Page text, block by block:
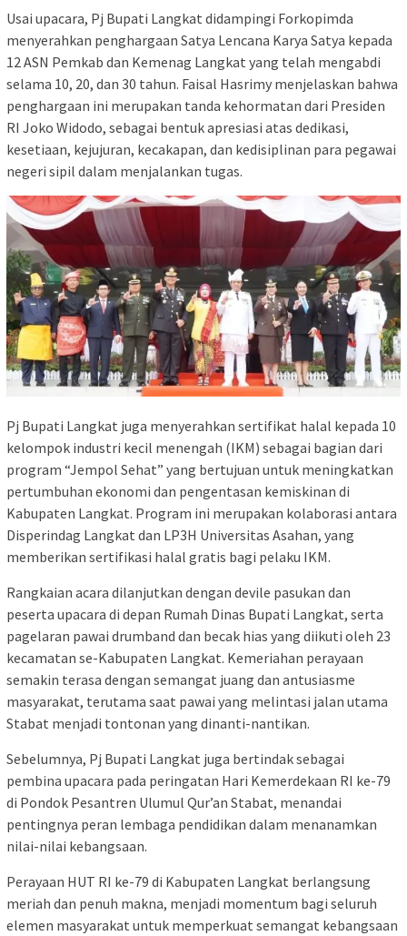
Usai upacara, Pj Bupati Langkat didampingi Forkopimda
menyerahkan penghargaan Satya Lencana Karya Satya kepada
12 ASN Pemkab dan Kemenag Langkat yang telah mengabdi
selama 10, 20, dan 30 tahun. Faisal Hasrimy menjelaskan bahwa
penghargaan ini merupakan tanda kehormatan dari Presiden
RI Joko Widodo, sebagai bentuk apresiasi atas dedikasi,
kesetiaan, kejujuran, kecakapan, dan kedisiplinan para pegawai
negeri sipil dalam menjalankan tugas.
Pj Bupati Langkat juga menyerahkan sertifikat halal kepada 10
kelompok industri kecil menengah (IKM) sebagai bagian dari
program “Jempol Sehat” yang bertujuan untuk meningkatkan
pertumbuhan ekonomi dan pengentasan kemiskinan di
Kabupaten Langkat. Program ini merupakan kolaborasi antara
Disperindag Langkat dan LP3H Universitas Asahan, yang
memberikan sertifikasi halal gratis bagi pelaku IKM.
Rangkaian acara dilanjutkan dengan devile pasukan dan
peserta upacara di depan Rumah Dinas Bupati Langkat, serta
pagelaran pawai drumband dan becak hias yang diikuti oleh 23
kecamatan se-Kabupaten Langkat. Kemeriahan perayaan
semakin terasa dengan semangat juang dan antusiasme
masyarakat, terutama saat pawai yang melintasi jalan utama
Stabat menjadi tontonan yang dinanti-nantikan.
Sebelumnya, Pj Bupati Langkat juga bertindak sebagai
pembina upacara pada peringatan Hari Kemerdekaan RI ke-79
di Pondok Pesantren Ulumul Qur’an Stabat, menandai
pentingnya peran lembaga pendidikan dalam menanamkan
nilai-nilai kebangsaan.
Perayaan HUT RI ke-79 di Kabupaten Langkat berlangsung
meriah dan penuh makna, menjadi momentum bagi seluruh
elemen masyarakat untuk memperkuat semangat kebangsaan